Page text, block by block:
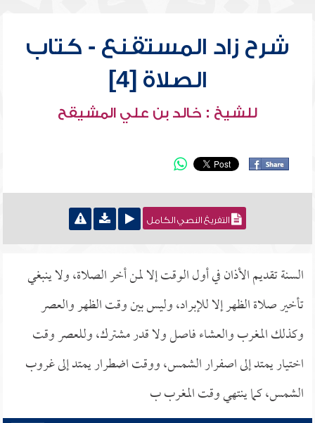
شرح زاد المستقنع - كتاب
الصلاة [4]
للشيخ : خالد بن علي المشيقح
التفريغ النصي الكامل
السنة تقديم الأذان في أول الوقت إلا لمن أخر الصلاة، ولا ينبغي
تأخير صلاة الظهر إلا للإبراد، وليس بين وقت الظهر والعصر
وكذلك المغرب والعشاء فاصل ولا قدر مشترك، وللعصر وقت
اختيار يمتد إلى اصفرار الشمس، ووقت اضطرار يمتد إلى غروب
الشمس، كما ينتهي وقت المغرب ب